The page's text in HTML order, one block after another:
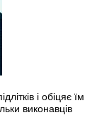
і обіцяє їм
виконавців